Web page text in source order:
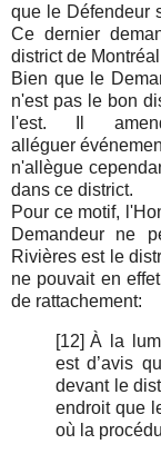
que le Défendeur
Ce dernier
district de
Bien que le
n'est pas le bon
l'est. Il
alléguer
n'allègue
dans ce district.
Pour ce motif,
Demandeur ne
Rivières est le
ne pouvait en
de rattachement:
[12] À la
est d’avis
devant le
endroit que
où la